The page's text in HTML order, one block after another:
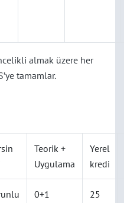
almak üzere her
tamamlar.
Teorik +
Uygulama
Yerel
kredi
0+1 25